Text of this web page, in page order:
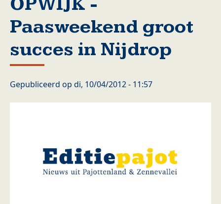
Paasweekend groot
succes in Nijdrop
Gepubliceerd op di, 10/04/2012 - 11:57